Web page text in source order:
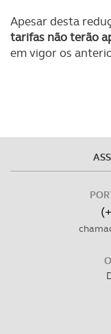
tecnologias
experiência de
disponibilizados.
Apesar desta
tarifas não terão
em vigor os